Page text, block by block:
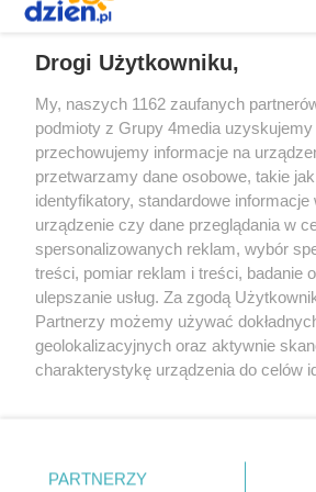
Redakcja Reklama
the:protocol
Drogi Użytkowniku,
My, naszych 1162 zaufanych
podmioty z Grupy 4media uzyskujemy
przechowujemy informacje na
przetwarzamy dane osobowe, takie
identyfikatory, standardowe informacje
urządzenie czy dane przeglądania w
spersonalizowanych reklam, wybór
treści, pomiar reklam i treści, badanie
ulepszanie usług. Za zgodą
Partnerzy możemy używać
geolokalizacyjnych oraz aktywnie
charakterystykę urządzenia do celów
zmienić/wycofać klikając przycisk
PARTNERZY